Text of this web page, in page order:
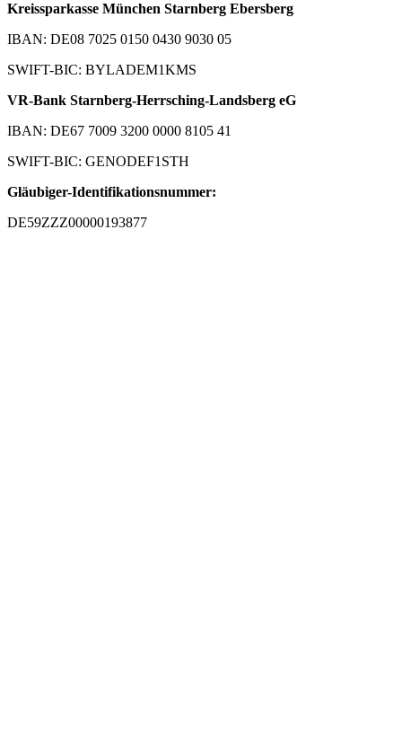
Kreissparkasse München Starnberg Ebersberg
IBAN: DE08 7025 0150 0430 9030 05
SWIFT-BIC: BYLADEM1KMS
VR-Bank Starnberg-Herrsching-Landsberg eG
IBAN: DE67 7009 3200 0000 8105 41
SWIFT-BIC: GENODEF1STH
Gläubiger-Identifikationsnummer:
DE59ZZZ00000193877